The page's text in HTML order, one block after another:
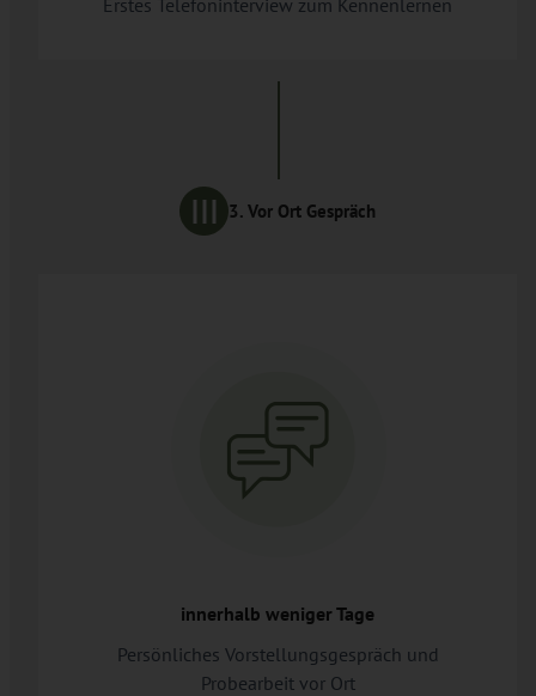
3. Vor Ort Gespräch
innerhalb weniger Tage
Persönliches Vorstellungsgespräch und
Probearbeit vor Ort